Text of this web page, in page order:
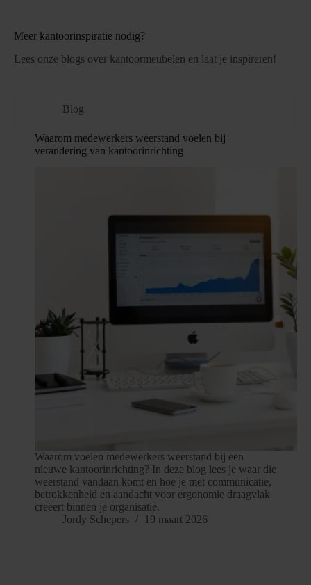
Meer kantoorinspiratie nodig?
Lees onze blogs over kantoormeubelen en laat je inspireren!
Blog
Waarom medewerkers weerstand voelen bij
verandering van kantoorinrichting
Waarom voelen medewerkers weerstand bij een
nieuwe kantoorinrichting? In deze blog lees je waar die
weerstand vandaan komt en hoe je met communicatie,
betrokkenheid en aandacht voor ergonomie draagvlak
creëert binnen je organisatie.
Jordy Schepers
19 maart 2026